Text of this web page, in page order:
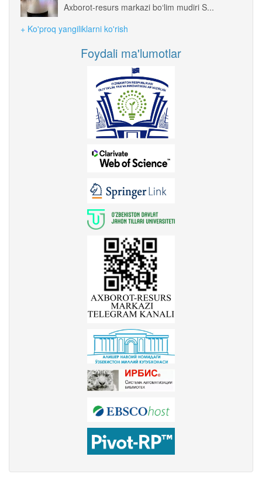
Axborot-resurs markazi bo‘lim mudiri S...
+ Ko'proq yangiliklarni ko'rish
Foydali ma'lumotlar